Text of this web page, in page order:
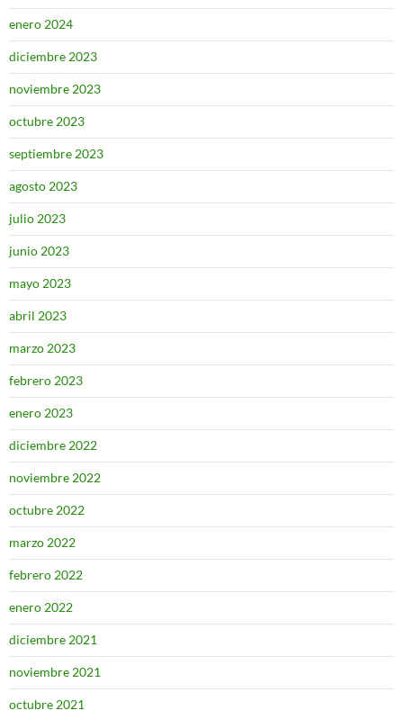
enero 2024
diciembre 2023
noviembre 2023
octubre 2023
septiembre 2023
agosto 2023
julio 2023
junio 2023
mayo 2023
abril 2023
marzo 2023
febrero 2023
enero 2023
diciembre 2022
noviembre 2022
octubre 2022
marzo 2022
febrero 2022
enero 2022
diciembre 2021
noviembre 2021
octubre 2021